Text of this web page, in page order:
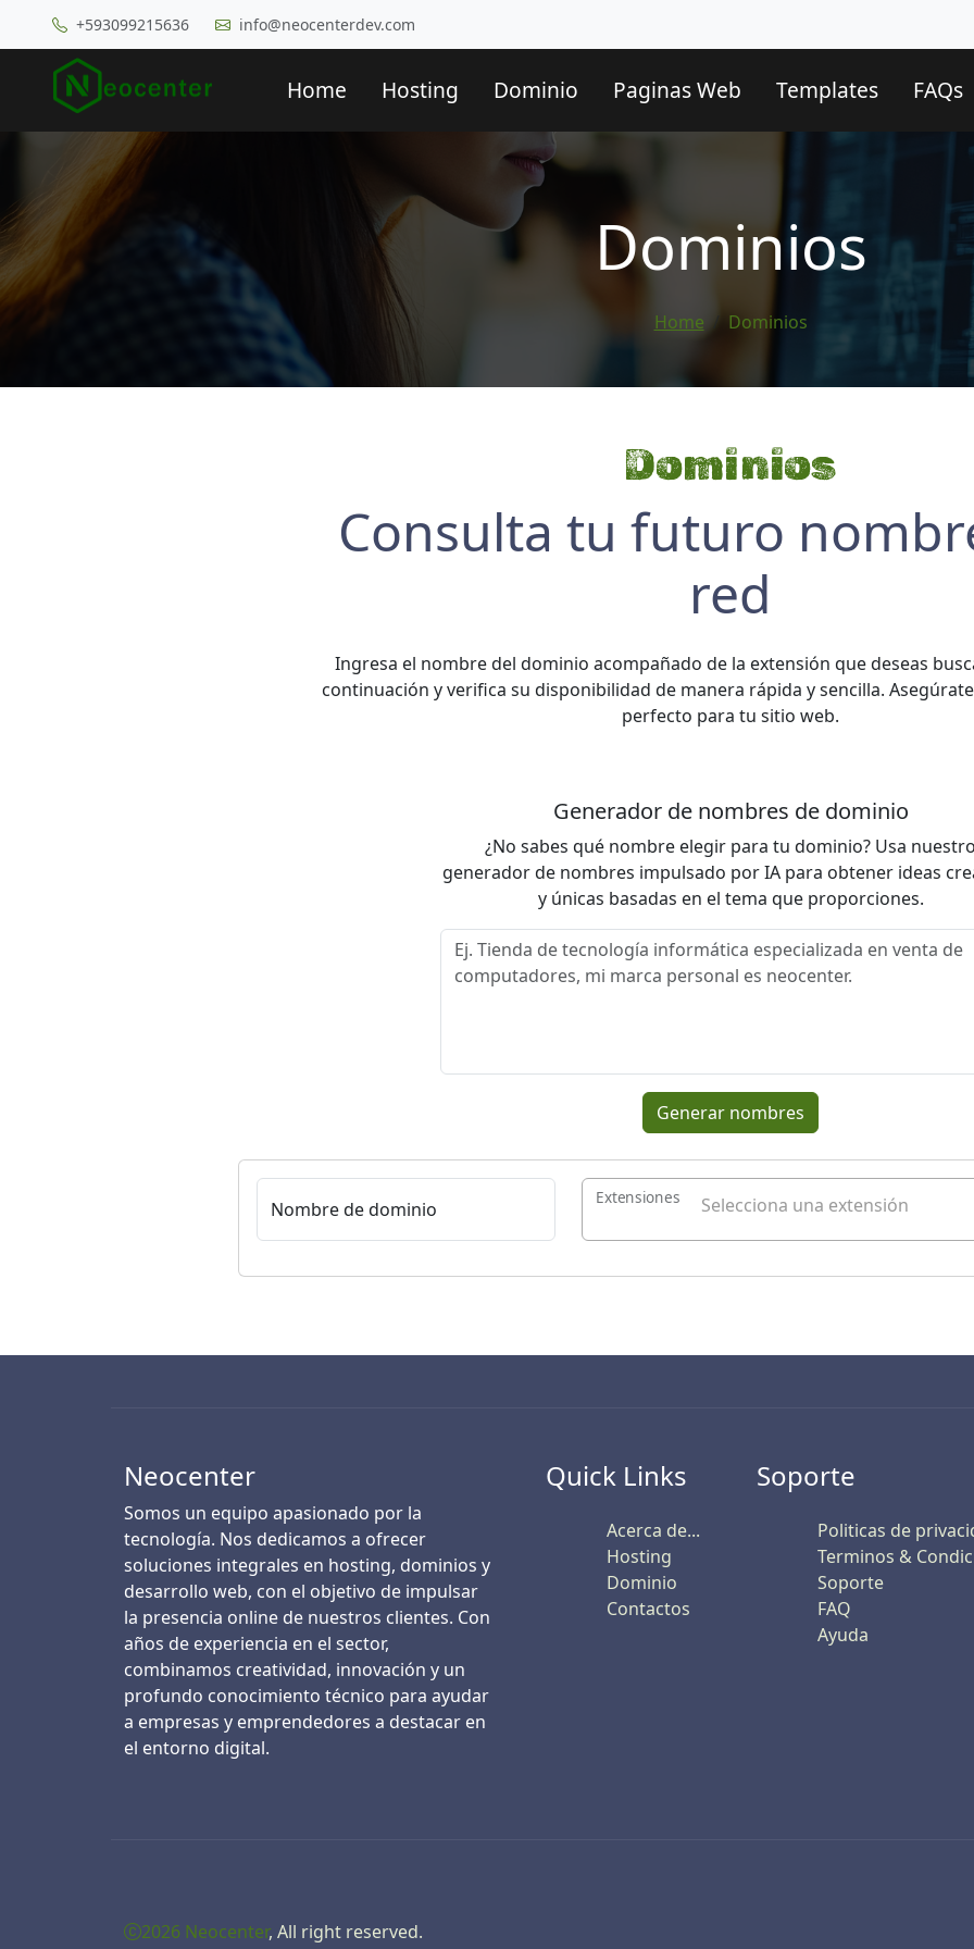
+593099215636 info@neocenterdev.com
Home Hosting Dominio Paginas Web Templates FAQs
Dominios
Home Dominios
Dominios
Consulta tu futuro
red
Ingresa el nombre del dominio acompañado de la extensión que deseas
continuación y verifica su disponibilidad de manera rápida y sencilla.
perfecto para tu sitio web.
Generador de nombres de dominio
¿No sabes qué nombre elegir para tu dominio? Usa nuestro
generador de nombres impulsado por IA para obtener ideas
y únicas basadas en el tema que proporciones.
Generar nombres
Nombre de dominio Selecciona una extensión
Extensiones
Neocenter
Somos un equipo apasionado por la
tecnología. Nos dedicamos a ofrecer
soluciones integrales en hosting, dominios y
desarrollo web, con el objetivo de impulsar
la presencia online de nuestros clientes. Con
años de experiencia en el sector,
combinamos creatividad, innovación y un
profundo conocimiento técnico para ayudar
a empresas y emprendedores a destacar en
el entorno digital.
Quick Links
Acerca de...
Hosting
Dominio
Contactos
Soporte
Politicas de
Terminos &
Soporte
FAQ
Ayuda
2026 Neocenter, All right reserved.